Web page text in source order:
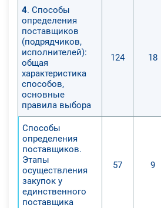
4. Способы
определения
поставщиков
(подрядчиков,
исполнителей):
общая
характеристика
способов,
основные
правила выбора
124 18
Способы
определения
поставщиков.
Этапы
осуществления
закупок у
единственного
поставщика
57 9